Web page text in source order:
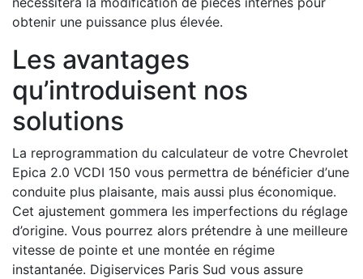
obtenir une puissance plus élevée.
Les avantages
qu’introduisent nos
solutions
La reprogrammation du calculateur de votre Chevrolet
Epica 2.0 VCDI 150 vous permettra de bénéficier d’une
conduite plus plaisante, mais aussi plus économique.
Cet ajustement gommera les imperfections du réglage
d’origine. Vous pourrez alors prétendre à une meilleure
vitesse de pointe et une montée en régime
instantanée. Digiservices Paris Sud vous assure